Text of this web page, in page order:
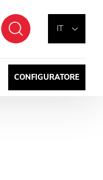
ITCercare
CONFIGURATORE